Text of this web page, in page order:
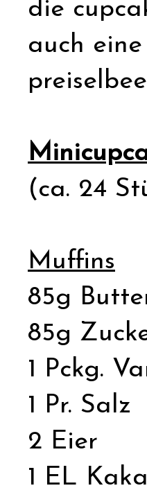
die
auch
(ca. 24
Muffins
85g
85g
1 Pckg.
1 Pr. Salz
2 Eier
1 EL